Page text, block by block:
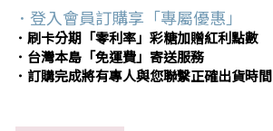
．登入會員訂購享「專屬優惠」
．刷卡分期「零利率」彩糖加贈紅利點數
．台灣本島「免運費」寄送服務
．訂購完成將有專人與您聯繫正確出貨時間